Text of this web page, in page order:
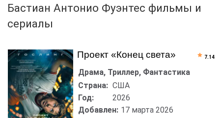
Бастиан Антонио Фуэнтес фильмы и
сериалы
Проект «Конец света»
Драма, Триллер, Фантастика
Страна: США
Год:
2026
Добавлен: 17 марта 2026
7.14